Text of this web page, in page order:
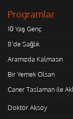
Programlar
10 Yaş Genç
8'de Sağlık
Aramızda Kalmasın
Bir Yemek Olsan
Caner Taslaman ile
Doktor Aksoy